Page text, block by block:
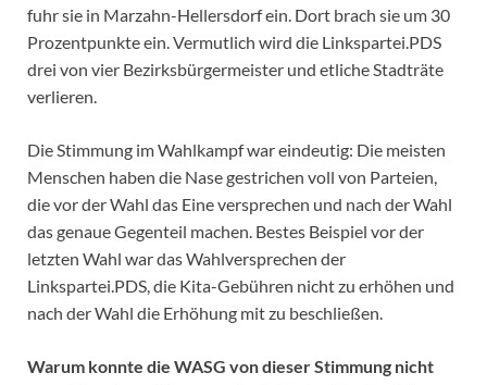
fuhr sie in Marzahn-Hellersdorf ein. Dort brach sie um 30
Prozentpunkte ein. Vermutlich wird die Linkspartei.PDS
drei von vier Bezirksbürgermeister und etliche Stadträte
verlieren.
Die Stimmung im Wahlkampf war eindeutig: Die meisten
Menschen haben die Nase gestrichen voll von Parteien,
die vor der Wahl das Eine versprechen und nach der Wahl
das genaue Gegenteil machen. Bestes Beispiel vor der
letzten Wahl war das Wahlversprechen der
Linkspartei.PDS, die Kita-Gebühren nicht zu erhöhen und
nach der Wahl die Erhöhung mit zu beschließen.
Warum konnte die WASG von dieser Stimmung nicht